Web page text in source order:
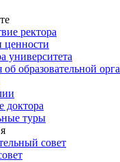
ректора
университета
об образовательной
доктора
туры
совет